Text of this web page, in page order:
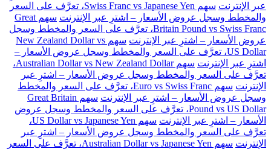
عبر الإنترنت
سهم Swiss Franc vs Japanese Yen، تعرَّف على السعر
والمخطط وسجل عروض الأسعار – اشترِ عبر الإنترنت
سهم Great
Britain Pound vs Swiss Franc، تعرَّف على السعر والمخطط وسجل
عروض الأسعار – اشترِ عبر الإنترنت
سهم New Zealand Dollar vs
US Dollar، تعرَّف على السعر والمخطط وسجل عروض الأسعار –
اشترِ عبر الإنترنت
سهم Australian Dollar vs New Zealand Dollar،
تعرَّف على السعر والمخطط وسجل عروض الأسعار – اشترِ عبر
الإنترنت
سهم Euro vs Swiss Franc، تعرَّف على السعر والمخطط
وسجل عروض الأسعار – اشترِ عبر الإنترنت
سهم Great Britain
Pound vs US Dollar، تعرَّف على السعر والمخطط وسجل عروض
الأسعار – اشترِ عبر الإنترنت
سهم US Dollar vs Japanese Yen،
تعرَّف على السعر والمخطط وسجل عروض الأسعار – اشترِ عبر
الإنترنت
سهم Australian Dollar vs Japanese Yen، تعرَّف على السعر